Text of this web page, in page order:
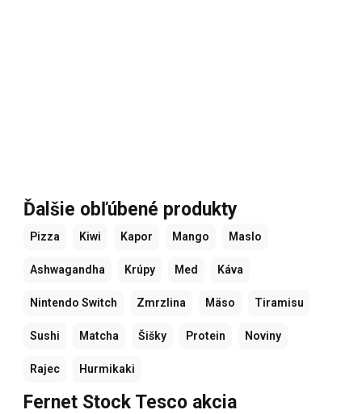
Ďalšie obľúbené produkty
Pizza Kiwi Kapor Mango Maslo
Ashwagandha Krúpy Med Káva
Nintendo Switch Zmrzlina Mäso Tiramisu
Sushi Matcha Šišky Protein Noviny
Rajec Hurmikaki
Fernet Stock Tesco akcia